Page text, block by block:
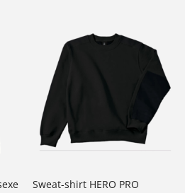
Sweat-shirt HERO PRO